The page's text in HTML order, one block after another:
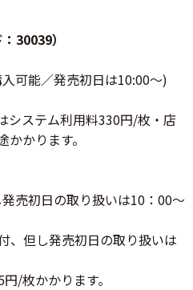
30039）
可能／発売初日は10:00～)
システム利用料330円/枚・店
かります。
売初日の取り扱いは10：00～
但し発売初日の取り扱いは
/枚かかります。